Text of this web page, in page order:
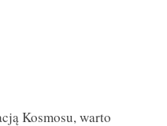
Kosmosu, warto